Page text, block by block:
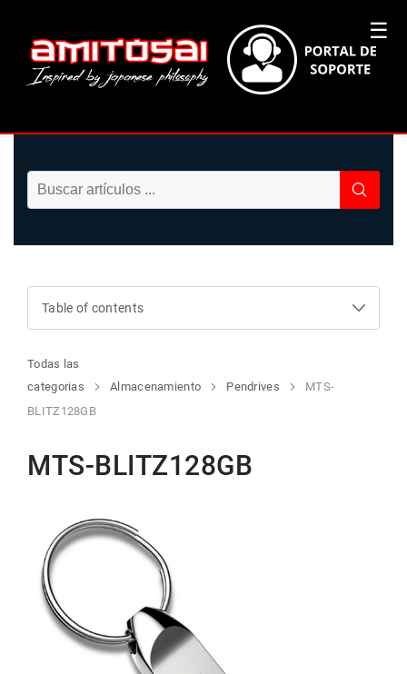
☰
Todas las
categorias
Almacenamiento Pendrives
MTS-
BLITZ128GB
MTS-BLITZ128GB
Table of contents